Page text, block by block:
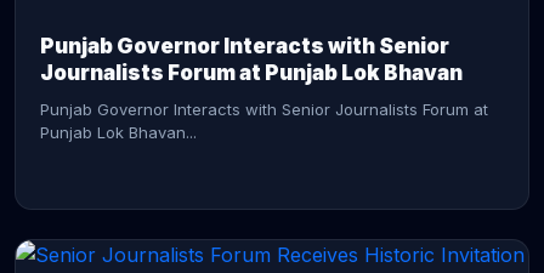
Punjab Governor Interacts with Senior
Journalists Forum at Punjab Lok Bhavan
Punjab Governor Interacts with Senior Journalists Forum at
Punjab Lok Bhavan...